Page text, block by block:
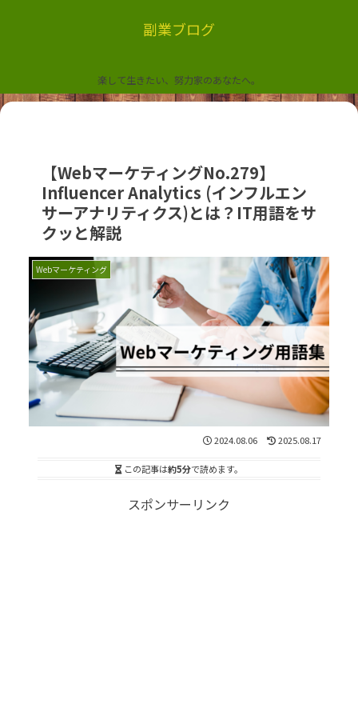
副業ブログ
楽して生きたい、努力家のあなたへ。
【WebマーケティングNo.279】
Influencer Analytics (インフルエン
サーアナリティクス)とは？IT用語をサ
クッと解説
Webマーケティング
2024.08.06 2025.08.17
この記事は約5分で読めます。
スポンサーリンク